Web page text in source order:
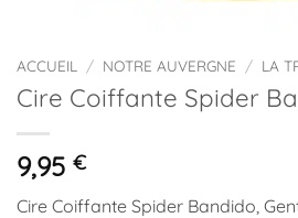
ACCUEIL / NOTRE AUVERGNE / LA
Cire Coiffante Spider
9,95 €
Cire Coiffante Spider Bandido,